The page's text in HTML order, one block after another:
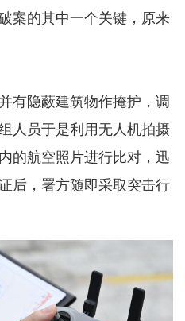
案的其中一个关键，原来
有隐蔽建筑物作掩护，调
人员于是利用无人机拍摄
的航空照片进行比对，迅
后，署方随即采取突击行